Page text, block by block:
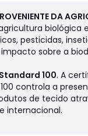
relativa às
(tecelagem):
(tingimento,
da informação: 20/
DA
biológica
pesticidas,
sobre a
100. A
100 controla a
de tecido
internacional.